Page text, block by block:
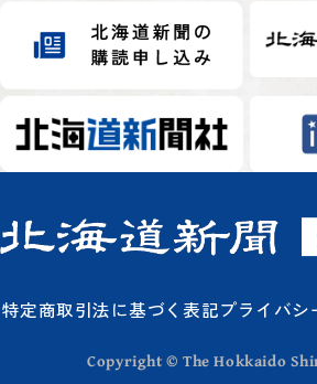
特定商取引法に基づく表記プライバシ
Copyright © The Hokkaido